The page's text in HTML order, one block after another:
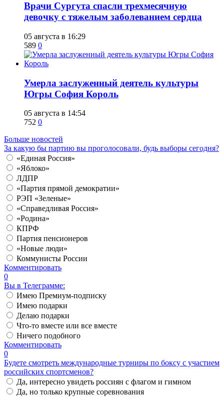
​Врачи Сургута спасли трехмесячную
девочку с тяжелым заболеванием сердца
05 августа в 16:29
589 0
​Умерла заслуженный деятель культуры
Югры София Король
05 августа в 14:54
752 0
Больше новостей
За какую бы партию вы проголосовали, будь выборы сегодня?
«Единая Россия»
«Яблоко»
ЛДПР
«Партия прямой демократии»
РЭП «Зеленые»
«Справедливая Россия»
«Родина»
КПРФ
Партия пенсионеров
«Новые люди»
Коммунисты России
Комментировать
0
Вы в Телеграмме:
Имею Премиум-подписку
Имею подарки
Делаю подарки
Что-то вместе или все вместе
Ничего подобного
Комментировать
0
Будете смотреть международные турниры по боксу с участием
российских спортсменов?
Да, интересно увидеть россиян с флагом и гимном
Да, но только крупные соревнования